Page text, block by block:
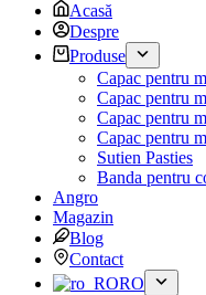
Acasă
Despre
Produse
Capac pentru
Capac pentru
Capac pentru
Capac pentru
Sutien Pasties
Banda pentru
Angro
Magazin
Blog
Contact
RO